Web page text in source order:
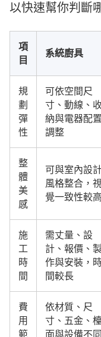
以快速幫你判斷
項
目
系統廚具
規
劃
彈
性
可依空間尺
寸、動線、
納與電器配置
調整
整
體
美
感
可與室內設
風格整合，視
覺一致性較高
施
工
時
間
需丈量、設
計、報價、
作與安裝，
間較長
費
用
範
依材質、尺
寸、五金、
面與設備不同